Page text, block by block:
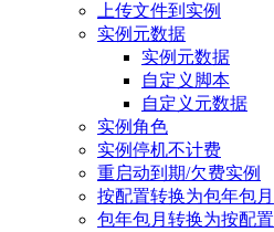
上传文件到实例
实例元数据
实例元数据
自定义脚本
自定义元数据
实例角色
实例停机不计费
重启动到期/欠费实例
按配置转换为包年包月
包年包月转换为按配置